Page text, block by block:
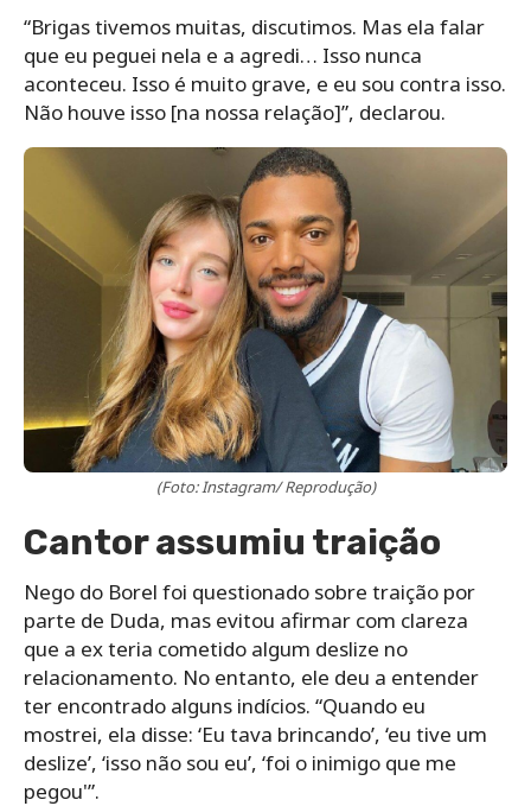
“Brigas tivemos muitas, discutimos. Mas ela falar
que eu peguei nela e a agredi… Isso nunca
aconteceu. Isso é muito grave, e eu sou contra isso.
Não houve isso [na nossa relação]”, declarou.
(Foto: Instagram/ Reprodução)
Cantor assumiu traição
Nego do Borel foi questionado sobre traição por
parte de Duda, mas evitou afirmar com clareza
que a ex teria cometido algum deslize no
relacionamento. No entanto, ele deu a entender
ter encontrado alguns indícios. “Quando eu
mostrei, ela disse: ‘Eu tava brincando’, ‘eu tive um
deslize’, ‘isso não sou eu’, ‘foi o inimigo que me
pegou'”.